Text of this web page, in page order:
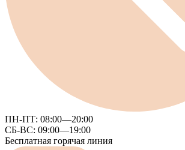
ПН-ПТ: 08:00—20:00
СБ-ВС: 09:00—19:00
Бесплатная горячая линия